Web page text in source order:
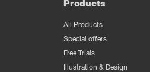
Products
All Products
Special offers
Free Trials
Illustration & Design